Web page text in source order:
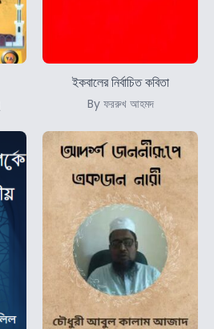
ইকবালের নির্বাচিত কবিতা
By ফররুখ আহমদ